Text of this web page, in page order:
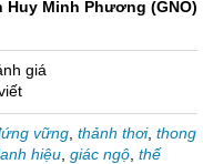
Huy Minh Phương (GNO)
giá
vững thảnh thơi, thong
hiệu giác ngộ thế